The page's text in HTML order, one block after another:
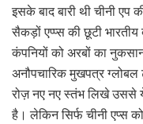
इसके बाद बारी थी चीनी
सैकड़ों एप्प्स की छूटी
कंपनियों को अरबों का
अनौपचारिक मुखपत्र
रोज़ नए नए स्तंभ लिखे उससे ये
है। लेकिन सिर्फ चीनी एप्स